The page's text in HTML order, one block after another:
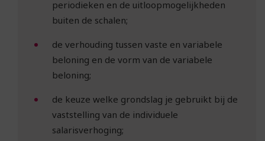
periodieken en de uitloopmogelijkheden
buiten de schalen;
de verhouding tussen vaste en variabele
beloning en de vorm van de variabele
beloning;
de keuze welke grondslag je gebruikt bij de
vaststelling van de individuele
salarisverhoging;